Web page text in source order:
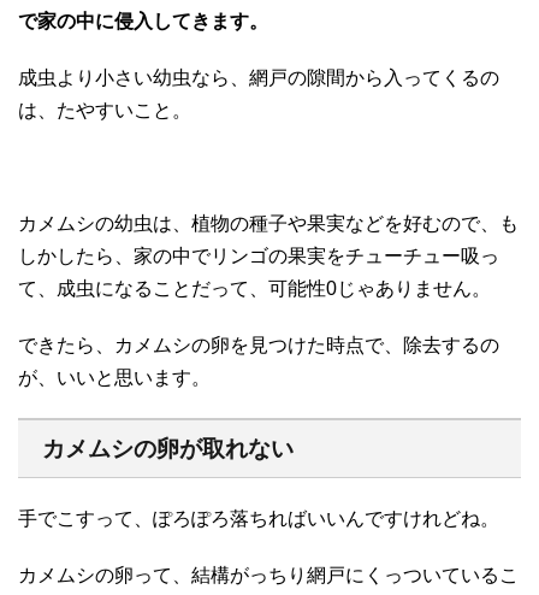
で家の中に侵入してきます。
成虫より小さい幼虫なら、網戸の隙間から入ってくるの
は、たやすいこと。
カメムシの幼虫は、植物の種子や果実などを好むので、も
しかしたら、家の中でリンゴの果実をチューチュー吸っ
て、成虫になることだって、可能性0じゃありません。
できたら、カメムシの卵を見つけた時点で、除去するの
が、いいと思います。
カメムシの卵が取れない
手でこすって、ぽろぽろ落ちればいいんですけれどね。
カメムシの卵って、結構がっちり網戸にくっついているこ